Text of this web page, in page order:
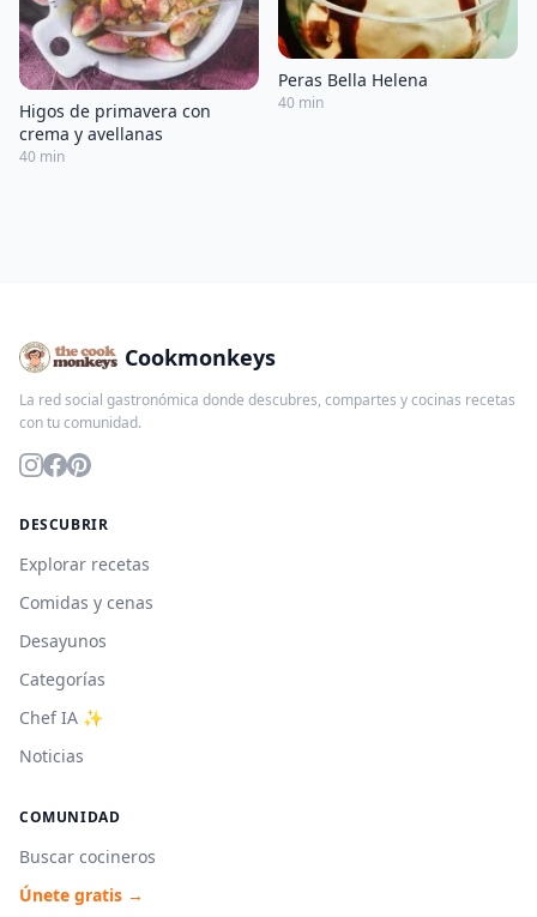
Higos de primavera con
crema y avellanas
40 min
Peras Bella Helena
40 min
Cookmonkeys
La red social gastronómica donde descubres, compartes y cocinas recetas
con tu comunidad.
DESCUBRIR
Explorar recetas
Comidas y cenas
Desayunos
Categorías
Chef IA ✨
Noticias
COMUNIDAD
Buscar cocineros
Únete gratis →